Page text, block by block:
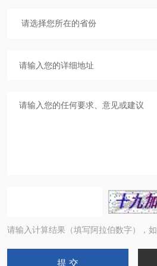
请输入计算结果（填写阿拉伯数字），